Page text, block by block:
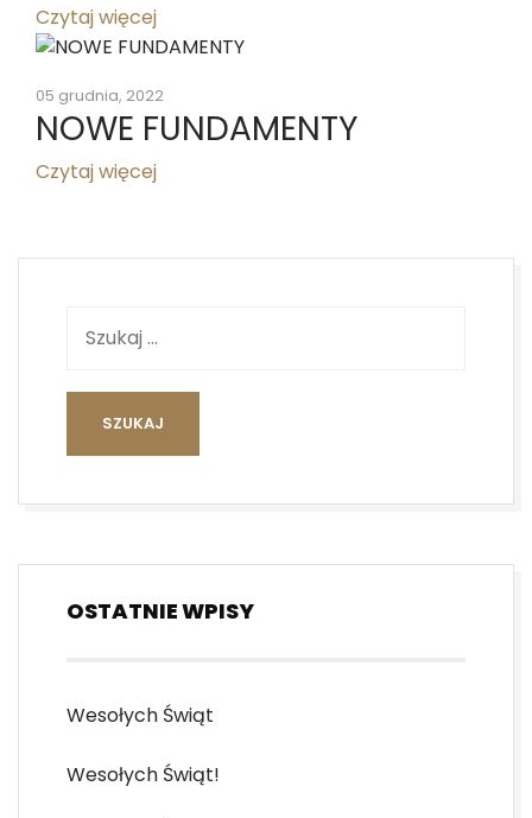
Czytaj więcej
05 grudnia, 2022
NOWE FUNDAMENTY
Czytaj więcej
OSTATNIE WPISY
Wesołych Świąt
Wesołych Świąt!